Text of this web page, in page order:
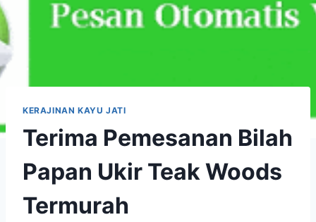
KERAJINAN KAYU JATI
Terima Pemesanan Bilah
Papan Ukir Teak Woods
Termurah